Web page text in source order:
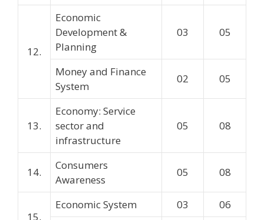
12.
Economic
Development &
Planning
03 05
Money and Finance
System
02 05
13.
Economy: Service
sector and
infrastructure
05 08
14.
Consumers
Awareness
05 08
15.
Economic System 03
06